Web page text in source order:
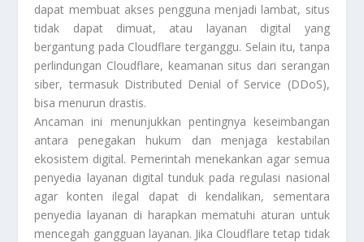
dapat membuat akses pengguna menjadi lambat, situs
tidak dapat dimuat, atau layanan digital yang
bergantung pada Cloudflare terganggu. Selain itu, tanpa
perlindungan Cloudflare, keamanan situs dari serangan
siber, termasuk Distributed Denial of Service (DDoS),
bisa menurun drastis.
Ancaman ini menunjukkan pentingnya keseimbangan
antara penegakan hukum dan menjaga kestabilan
ekosistem digital. Pemerintah menekankan agar semua
penyedia layanan digital tunduk pada regulasi nasional
agar konten ilegal dapat di kendalikan, sementara
penyedia layanan di harapkan mematuhi aturan untuk
mencegah gangguan layanan. Jika Cloudflare tetap tidak